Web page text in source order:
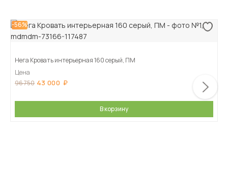
-56%
Нега Кровать интерьерная 160 серый, ПМ
Цена
96 750 43 000
В корзину